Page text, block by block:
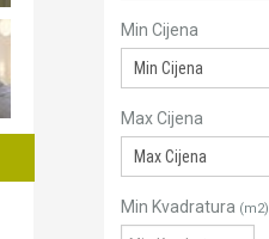
Min Cijena
Max Cijena
Min Kvadratura (m2)